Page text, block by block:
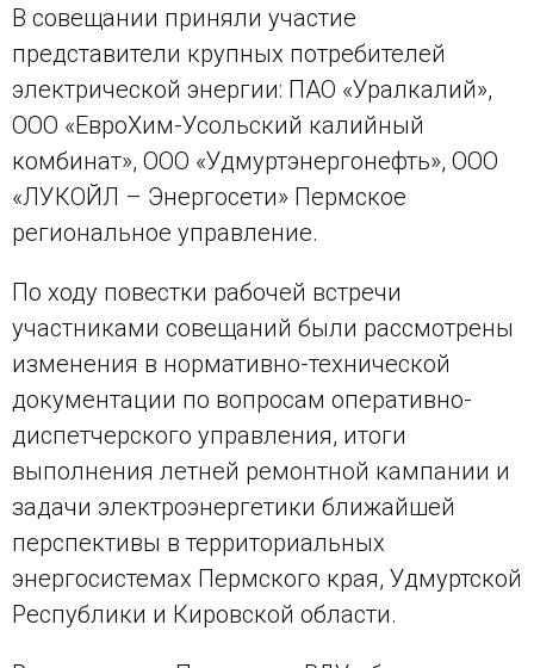
В совещании приняли участие
представители крупных потребителей
электрической энергии: ПАО «Уралкалий»,
ООО «ЕвроХим-Усольский калийный
комбинат», ООО «Удмуртэнергонефть», ООО
«ЛУКОЙЛ – Энергосети» Пермское
региональное управление.
По ходу повестки рабочей встречи
участниками совещаний были рассмотрены
изменения в нормативно-технической
документации по вопросам оперативно-
диспетчерского управления, итоги
выполнения летней ремонтной кампании и
задачи электроэнергетики ближайшей
перспективы в территориальных
энергосистемах Пермского края, Удмуртской
Республики и Кировской области.